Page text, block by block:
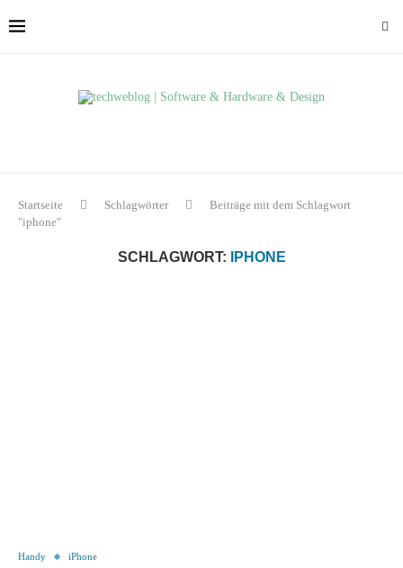
Startseite Schlagwörter
Beiträge mit dem Schlagwort
"iphone"
SCHLAGWORT: IPHONE
Handy iPhone